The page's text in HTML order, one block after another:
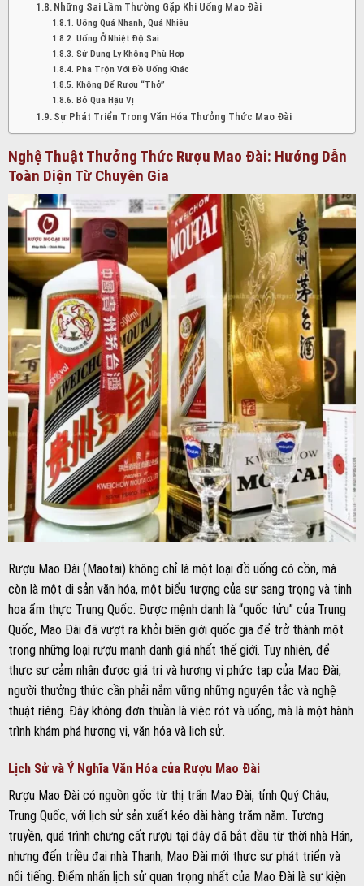
Những Sai Lầm Thường Gặp Khi Uống Mao Đài
Uống Quá Nhanh, Quá Nhiều
Uống Ở Nhiệt Độ Sai
Sử Dụng Ly Không Phù Hợp
Pha Trộn Với Đồ Uống Khác
Không Để Rượu “Thở”
Bỏ Qua Hậu Vị
Sự Phát Triển Trong Văn Hóa Thưởng Thức Mao Đài
Nghệ Thuật Thưởng Thức Rượu Mao Đài: Hướng Dẫn
Toàn Diện Từ Chuyên Gia
Rượu Mao Đài (Maotai) không chỉ là một loại đồ uống có cồn, mà
còn là một di sản văn hóa, một biểu tượng của sự sang trọng và tinh
hoa ẩm thực Trung Quốc. Được mệnh danh là “quốc tửu” của Trung
Quốc, Mao Đài đã vượt ra khỏi biên giới quốc gia để trở thành một
trong những loại rượu mạnh danh giá nhất thế giới. Tuy nhiên, để
thực sự cảm nhận được giá trị và hương vị phức tạp của Mao Đài,
người thưởng thức cần phải nắm vững những nguyên tắc và nghệ
thuật riêng. Đây không đơn thuần là việc rót và uống, mà là một hành
trình khám phá hương vị, văn hóa và lịch sử.
Lịch Sử và Ý Nghĩa Văn Hóa của Rượu Mao Đài
Rượu Mao Đài có nguồn gốc từ thị trấn Mao Đài, tỉnh Quý Châu,
Trung Quốc, với lịch sử sản xuất kéo dài hàng trăm năm. Tương
truyền, quá trình chưng cất rượu tại đây đã bắt đầu từ thời nhà Hán,
nhưng đến triều đại nhà Thanh, Mao Đài mới thực sự phát triển và
nổi tiếng. Điểm nhấn lịch sử quan trọng nhất của Mao Đài là sự kiện